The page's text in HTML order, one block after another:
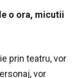
o ora, micutii
prin teatru, vor
vor